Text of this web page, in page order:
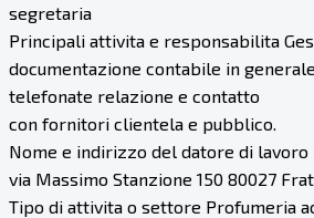
segretaria
Principali attivita e responsabilita
documentazione contabile in
telefonate relazione e contatto
con fornitori clientela e pubblico.
Nome e indirizzo del datore di lavoro
via Massimo Stanzione 150 80027
Tipo di attivita o settore Profumeria